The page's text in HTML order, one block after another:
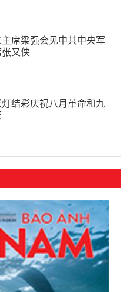
席梁强会见中共中央军
又侠
结彩庆祝八月革命和九